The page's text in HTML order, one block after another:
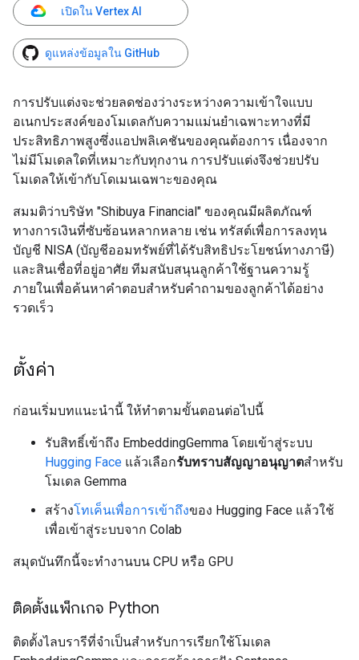
เปิดใน Vertex AI
ดูแหล่งข้อมูลใน GitHub
การปรับแต่งจะช่วยลดช่องว่างระหว่างความเข้าใจแบบ
อเนกประสงค์ของโมเดลกับความแม่นยำเฉพาะทางที่มี
ประสิทธิภาพสูงซึ่งแอปพลิเคชันของคุณต้องการ เนื่องจาก
ไม่มีโมเดลใดที่เหมาะกับทุกงาน การปรับแต่งจึงช่วยปรับ
โมเดลให้เข้ากับโดเมนเฉพาะของคุณ
สมมติว่าบริษัท "Shibuya Financial" ของคุณมีผลิตภัณฑ์
ทางการเงินที่ซับซ้อนหลากหลาย เช่น ทรัสต์เพื่อการลงทุน
บัญชี NISA (บัญชีออมทรัพย์ที่ได้รับสิทธิประโยชน์ทางภาษี)
และสินเชื่อที่อยู่อาศัย ทีมสนับสนุนลูกค้าใช้ฐานความรู้
ภายในเพื่อค้นหาคำตอบสำหรับคำถามของลูกค้าได้อย่าง
รวดเร็ว
ตั้งค่า
ก่อนเริ่มบทแนะนำนี้ ให้ทำตามขั้นตอนต่อไปนี้
รับสิทธิ์เข้าถึง EmbeddingGemma โดยเข้าสู่ระบบ
Hugging Face แล้วเลือกรับทราบสัญญาอนุญาตสำหรับ
โมเดล Gemma
สร้างโทเค็นเพื่อการเข้าถึงของ Hugging Face แล้วใช้
เพื่อเข้าสู่ระบบจาก Colab
สมุดบันทึกนี้จะทำงานบน CPU หรือ GPU
ติดตั้งแพ็กเกจ Python
ติดตั้งไลบรารีที่จำเป็นสำหรับการเรียกใช้โมเดล